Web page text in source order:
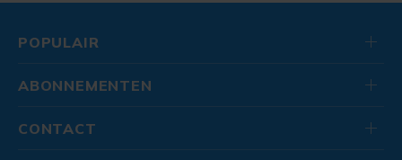
POPULAIR
ABONNEMENTEN
CONTACT